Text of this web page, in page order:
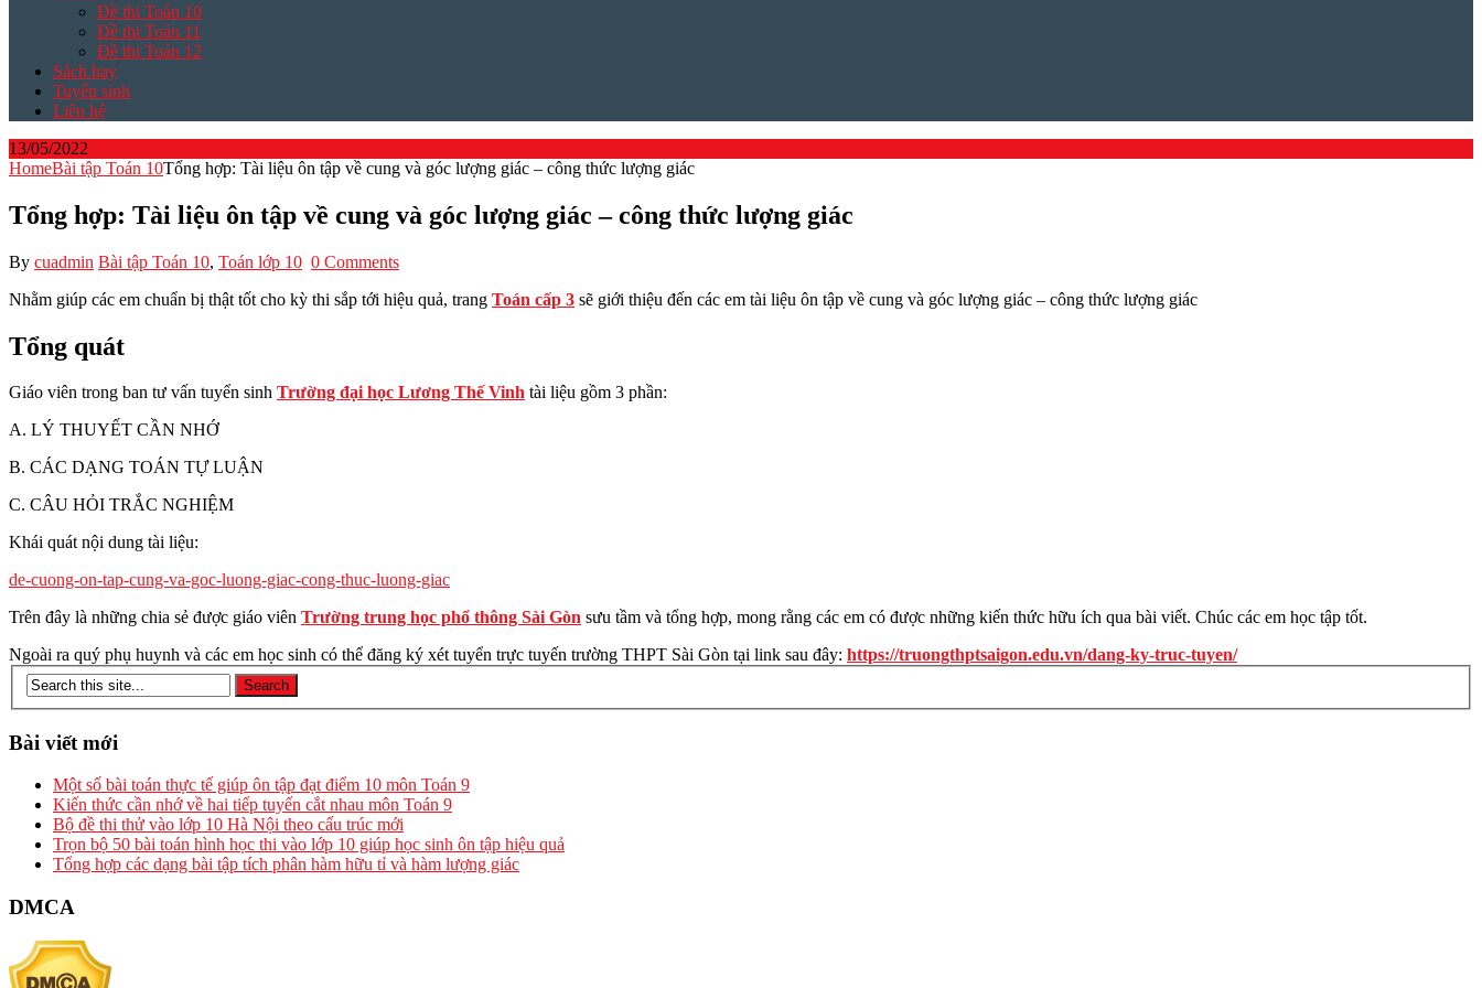
Đề thi Toán 10
Đề thi Toán 11
Đề thi Toán 12
Sách hay
Tuyển sinh
Liên hệ
13/05/2022
HomeBài tập Toán 10Tổng hợp: Tài liệu ôn tập về cung và góc lượng giác – công thức lượng giác
Tổng hợp: Tài liệu ôn tập về cung và góc lượng giác – công thức lượng giác
By cuadmin Bài tập Toán 10, Toán lớp 10 0 Comments
Nhằm giúp các em chuẩn bị thật tốt cho kỳ thi sắp tới hiệu quả, trang Toán cấp 3 sẽ giới thiệu đến các em tài liệu ôn tập về cung và góc lượng giác – công thức lượng giác
Tổng quát
Giáo viên trong ban tư vấn tuyển sinh Trường đại học Lương Thế Vinh tài liệu gồm 3 phần:
A. LÝ THUYẾT CẦN NHỚ
B. CÁC DẠNG TOÁN TỰ LUẬN
C. CÂU HỎI TRẮC NGHIỆM
Khái quát nội dung tài liệu:
de-cuong-on-tap-cung-va-goc-luong-giac-cong-thuc-luong-giac
Trên đây là những chia sẻ được giáo viên Trường trung học phổ thông Sài Gòn sưu tầm và tổng hợp, mong rằng các em có được những kiến thức hữu ích qua bài viết. Chúc các em học tập tốt.
Ngoài ra quý phụ huynh và các em học sinh có thể đăng ký xét tuyển trực tuyến trường THPT Sài Gòn tại link sau đây: https://truongthptsaigon.edu.vn/dang-ky-truc-tuyen/
Bài viết mới
Một số bài toán thực tế giúp ôn tập đạt điểm 10 môn Toán 9
Kiến thức cần nhớ về hai tiếp tuyến cắt nhau môn Toán 9
Bộ đề thi thử vào lớp 10 Hà Nội theo cấu trúc mới
Trọn bộ 50 bài toán hình học thi vào lớp 10 giúp học sinh ôn tập hiệu quả
Tổng hợp các dạng bài tập tích phân hàm hữu tỉ và hàm lượng giác
DMCA